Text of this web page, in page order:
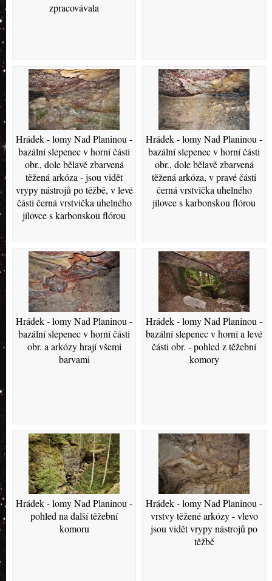
zpracovávala
Hrádek - lomy Nad Planinou -
bazální slepenec v horní části
obr., dole bělavě zbarvená
těžená arkóza - jsou vidět
vrypy nástrojů po těžbě, v levé
části černá vrstvička uhelného
jílovce s karbonskou flórou
Hrádek - lomy Nad Planinou -
bazální slepenec v horní části
obr., dole bělavě zbarvená
těžená arkóza, v pravé části
černá vrstvička uhelného
jílovce s karbonskou flórou
Hrádek - lomy Nad Planinou -
bazální slepenec v horní části
obr. a arkózy hrají všemi
barvami
Hrádek - lomy Nad Planinou -
bazální slepenec v horní a levé
části obr. - pohled z těžební
komory
Hrádek - lomy Nad Planinou -
pohled na další těžební
komoru
Hrádek - lomy Nad Planinou -
vrstvy těžené arkózy - vlevo
jsou vidět vrypy nástrojů po
těžbě